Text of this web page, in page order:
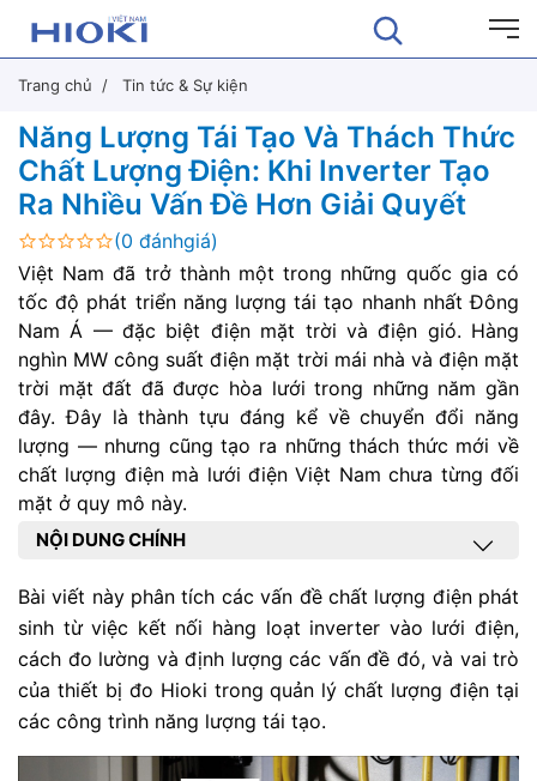
Trang chủ Tin tức & Sự kiện
Năng Lượng Tái Tạo Và Thách Thức
Chất Lượng Điện: Khi Inverter Tạo
Ra Nhiều Vấn Đề Hơn Giải Quyết
(0 đánhgiá)
Việt Nam đã trở thành một trong những quốc gia có
tốc độ phát triển năng lượng tái tạo nhanh nhất Đông
Nam Á — đặc biệt điện mặt trời và điện gió. Hàng
nghìn MW công suất điện mặt trời mái nhà và điện mặt
trời mặt đất đã được hòa lưới trong những năm gần
đây. Đây là thành tựu đáng kể về chuyển đổi năng
lượng — nhưng cũng tạo ra những thách thức mới về
chất lượng điện mà lưới điện Việt Nam chưa từng đối
mặt ở quy mô này.
NỘI DUNG CHÍNH
Bài viết này phân tích các vấn đề chất lượng điện phát
sinh từ việc kết nối hàng loạt inverter vào lưới điện,
cách đo lường và định lượng các vấn đề đó, và vai trò
của thiết bị đo Hioki trong quản lý chất lượng điện tại
các công trình năng lượng tái tạo.